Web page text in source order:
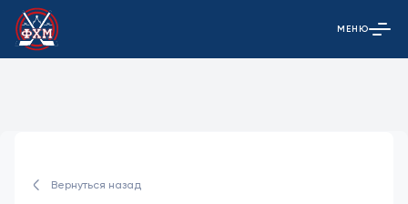
Открыть
МЕНЮ
Вернуться назад